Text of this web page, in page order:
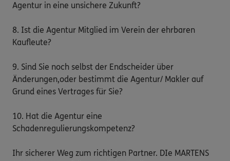
Agentur in eine unsichere Zukunft?
8. Ist die Agentur Mitglied im Verein der ehrbaren
Kaufleute?
9. Sind Sie noch selbst der Endscheider über
Änderungen,oder bestimmt die Agentur/ Makler auf
Grund eines Vertrages für Sie?
10. Hat die Agentur eine
Schadenregulierungskompetenz?
Ihr sicherer Weg zum richtigen Partner. DIe MARTENS